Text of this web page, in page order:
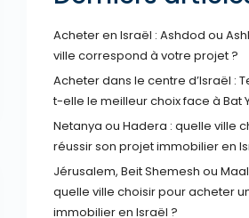
Acheter en Israël : Ashdod ou
ville correspond à votre projet ?
Acheter dans le centre d’Israël :
t-elle le meilleur choix face à Bat
Netanya ou Hadera : quelle ville
réussir son projet immobilier en
Jérusalem, Beit Shemesh ou
quelle ville choisir pour acheter
immobilier en Israël ?